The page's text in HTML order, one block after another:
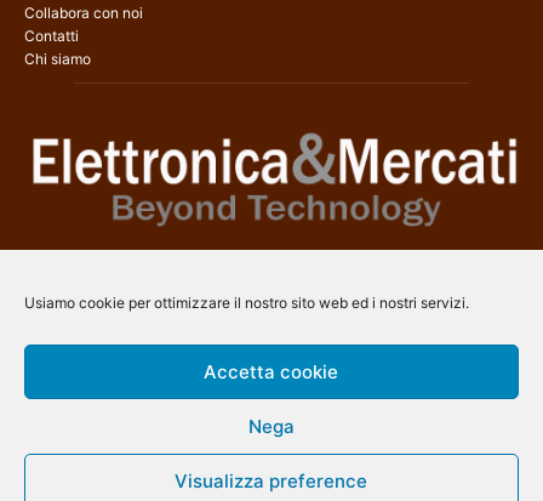
Usiamo cookie per ottimizzare il nostro sito web ed i nostri servizi.
Accetta cookie
Nega
Visualizza preference
Collabora con noi
Contatti
Chi siamo
una copertura a 360° che coinvolge tecnologie, prodotti, mercati e
info@arscommunication.it
SEGUICI